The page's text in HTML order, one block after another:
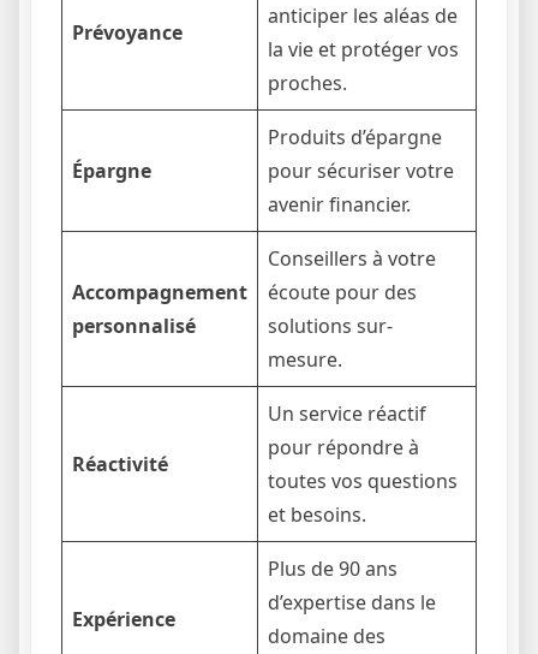
Prévoyance
anticiper les aléas de
la vie et protéger vos
proches.
Épargne
Produits d’épargne
pour sécuriser votre
avenir financier.
Accompagnement
personnalisé
Conseillers à votre
écoute pour des
solutions sur-
mesure.
Réactivité
Un service réactif
pour répondre à
toutes vos questions
et besoins.
Expérience
Plus de 90 ans
d’expertise dans le
domaine des